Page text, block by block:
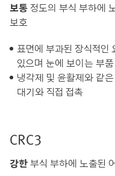
보통정도의 부식 부하에
보호
표면에 부과된 장식적인
있으며 눈에 보이는 부품
냉각제 및 윤활제와 같
대기와 직접 접촉
CRC3
강한부식 부하에 노출된